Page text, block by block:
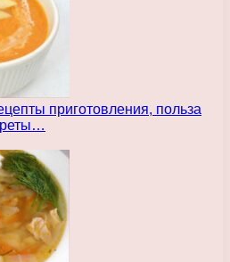
приготовления, польза